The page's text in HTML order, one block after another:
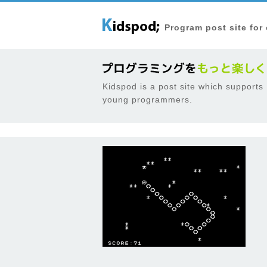
Program post site for
Kidspod is a post site which supports
young programmers.